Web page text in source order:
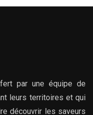
à
par une équipe de
leurs territoires et qui
découvrir les saveurs